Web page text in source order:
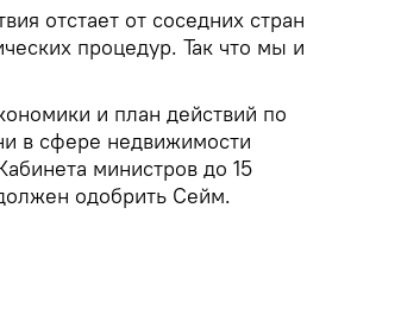
отстает от соседних стран
процедур. Так что мы и
и план действий по
в сфере недвижимости
министров до 15
одобрить Сейм.